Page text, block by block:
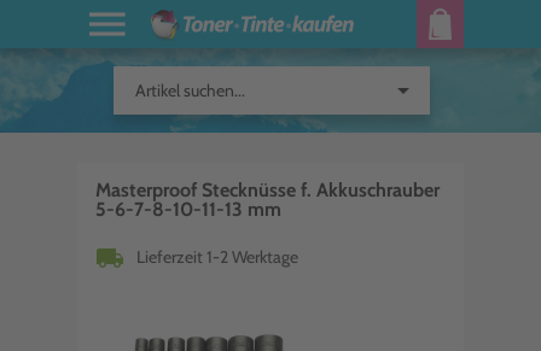
Artikel suchen... arrow_drop_down
Masterproof Stecknüsse f. Akkuschrauber
5-6-7-8-10-11-13 mm
local_shipping Lieferzeit 1-2 Werktage